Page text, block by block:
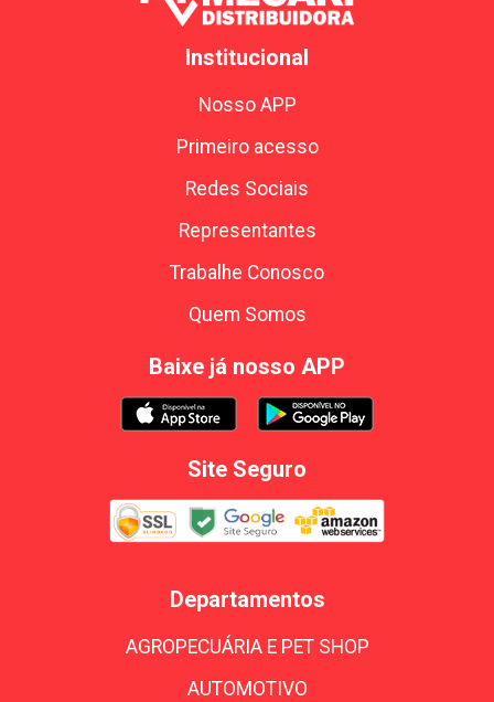
Institucional
Nosso APP
Primeiro acesso
Redes Sociais
Representantes
Trabalhe Conosco
Quem Somos
Baixe já nosso APP
Site Seguro
Departamentos
AGROPECUÁRIA E PET SHOP
AUTOMOTIVO